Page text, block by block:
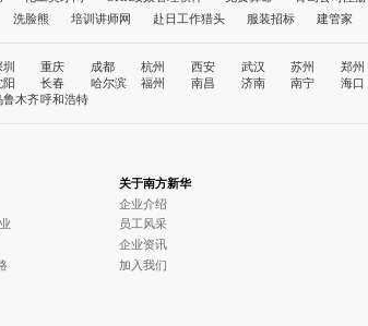
洗脸熊 培训讲师网 赴日工作猎头 服装招标 建管家
重庆 成都 杭州 西安 武汉 苏州 郑州
阳 长春 哈尔滨 福州 南昌 济南 南宁 海口
鲁木齐呼和浩特
关于南方新华
企业介绍
员工风采
企业资讯
加入我们